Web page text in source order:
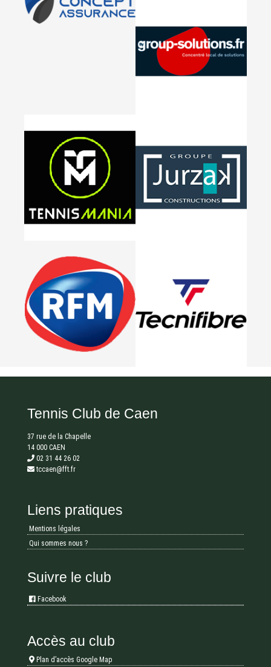
Tennis Club de Caen
37 rue de la Chapelle
14 000 CAEN
02 31 44 26 02
tccaen@fft.fr
Liens pratiques
Mentions légales
Qui sommes nous ?
Suivre le club
Facebook
Accès au club
Plan d’accès Google Map